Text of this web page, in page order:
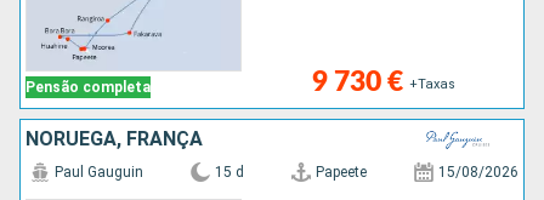
Pensão completa 9 730 € +Taxas
NORUEGA, FRANÇA
Paul Gauguin 15 d Papeete 15/08/2026